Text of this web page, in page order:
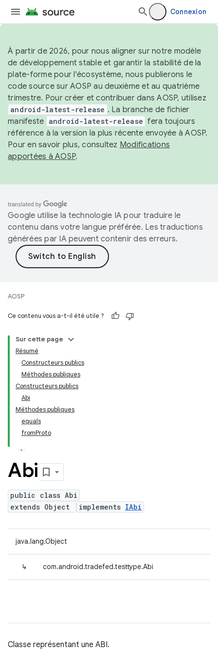
Connexion
À partir de 2026, pour nous aligner sur notre modèle
de développement stable et garantir la stabilité de la
plate-forme pour l'écosystème, nous publierons le
code source sur AOSP au deuxième et au quatrième
trimestre. Pour créer et contribuer dans AOSP, utilisez
android-latest-release . La branche de fichier
manifeste android-latest-release fera toujours
référence à la version la plus récente envoyée à AOSP.
Pour en savoir plus, consultez Modifications
apportées à AOSP.
Google utilise la technologie IA pour traduire le
contenu dans votre langue préférée. Les traductions
générées par IA peuvent contenir des erreurs.
AOSP
Ce contenu vous a-t-il été utile ?
Sur cette page
Résumé
Constructeurs publics
Méthodes publiques
Constructeurs publics
Abi
Méthodes publiques
equals
fromProto
Abi
public class Abi
extends Object
implements IAbi
java.lang.Object
↳ com.android.tradefed.testtype.Abi
Classe représentant une ABI.